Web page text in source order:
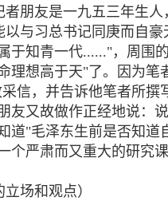
朋友是一九五三年生
与习总书记同庚而自豪
于知青一代......"，周围
理想高于天"了。因为笔
信，并告诉他笔者所撰
友又故做作正经地说：
道"毛泽东生前是否知道
个严肃而又重大的研究课
场和观点）